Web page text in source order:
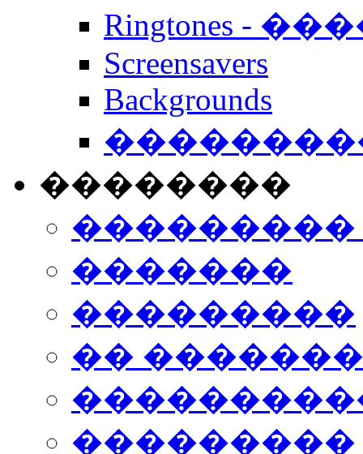
Ringtones -
Screensavers
Backgrounds
��������
���������
�������
���������
��
���������